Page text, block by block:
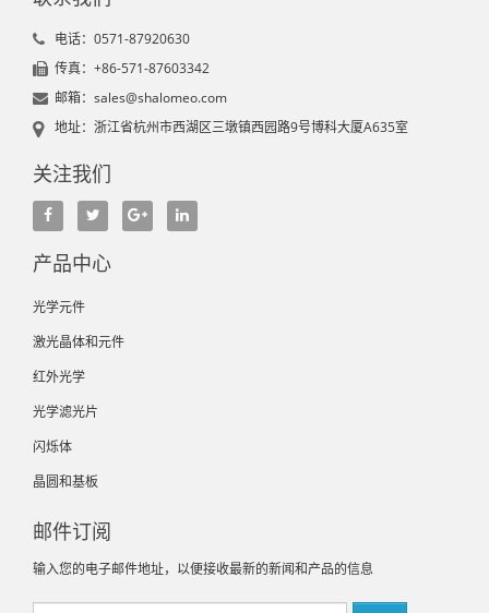
电话：0571-87920630
传真：+86-571-87603342
邮箱：sales@shalomeo.com
地址：浙江省杭州市西湖区三墩镇西园路9号博科大厦A635室
关注我们
产品中心
光学元件
激光晶体和元件
红外光学
光学滤光片
闪烁体
晶圆和基板
邮件订阅
输入您的电子邮件地址，以便接收最新的新闻和产品的信息